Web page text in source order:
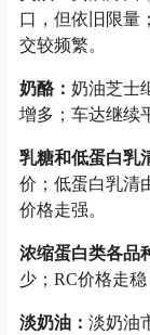
口，但依旧限量
交较频繁。
奶酪： 奶油芝士
增多；车达继续
乳糖和低蛋白乳
价；低蛋白乳清
价格走强。
浓缩蛋白类各品
少；RC价格走
淡奶油： 淡奶油